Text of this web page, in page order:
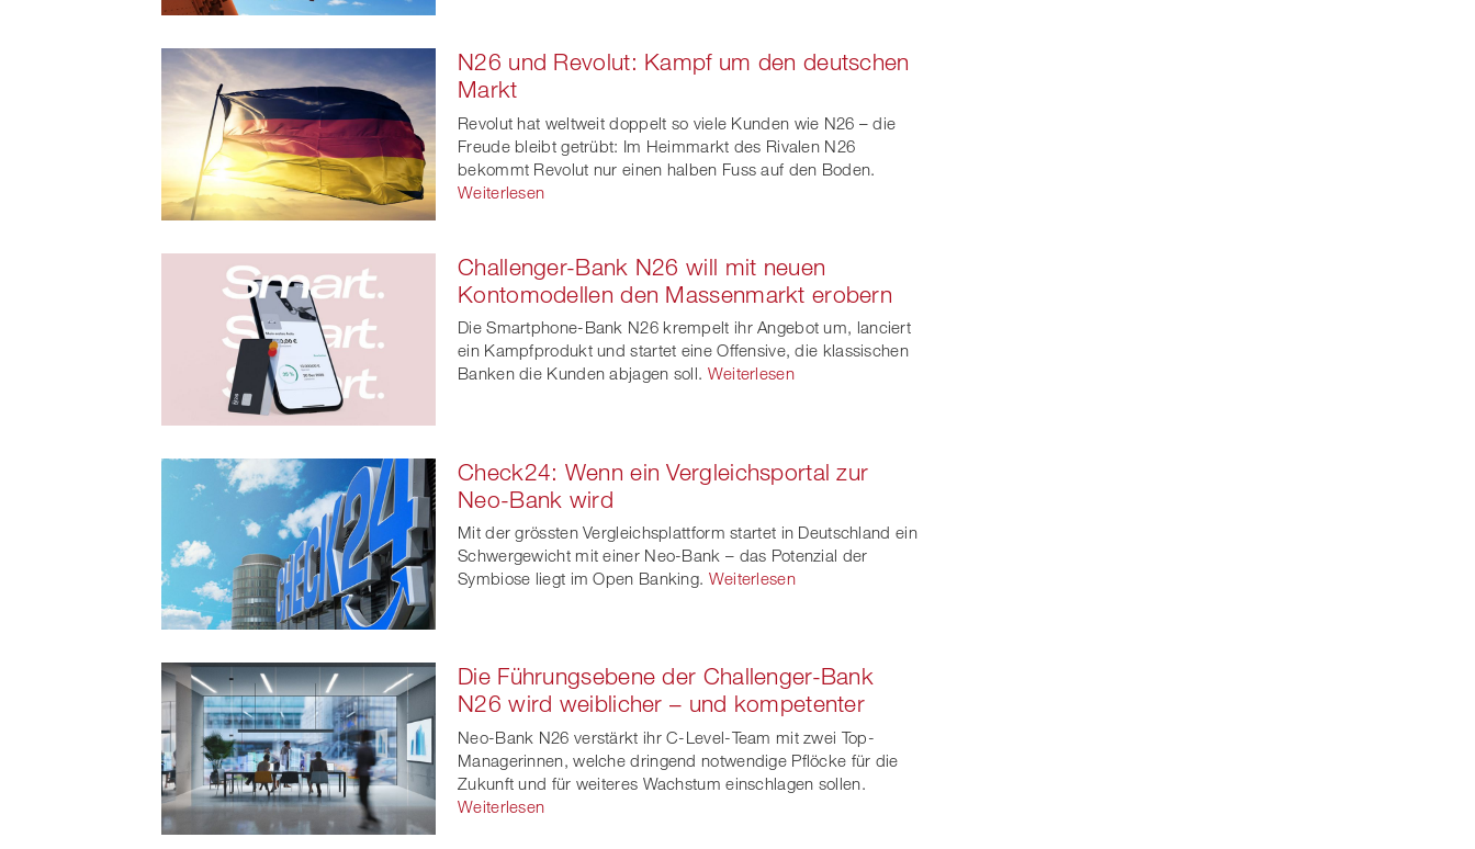
N26 und Revolut: Kampf um den deutschen
Markt
Revolut hat weltweit doppelt so viele Kunden wie N26 – die
Freude bleibt getrübt: Im Heimmarkt des Rivalen N26
bekommt Revolut nur einen halben Fuss auf den Boden.
Weiterlesen
Challenger-Bank N26 will mit neuen
Kontomodellen den Massenmarkt erobern
Die Smartphone-Bank N26 krempelt ihr Angebot um, lanciert
ein Kampfprodukt und startet eine Offensive, die klassischen
Banken die Kunden abjagen soll. Weiterlesen
Check24: Wenn ein Vergleichsportal zur
Neo-Bank wird
Mit der grössten Vergleichsplattform startet in Deutschland ein
Schwergewicht mit einer Neo-Bank – das Potenzial der
Symbiose liegt im Open Banking. Weiterlesen
Die Führungsebene der Challenger-Bank
N26 wird weiblicher – und kompetenter
Neo-Bank N26 verstärkt ihr C-Level-Team mit zwei Top-
Managerinnen, welche dringend notwendige Pflöcke für die
Zukunft und für weiteres Wachstum einschlagen sollen.
Weiterlesen